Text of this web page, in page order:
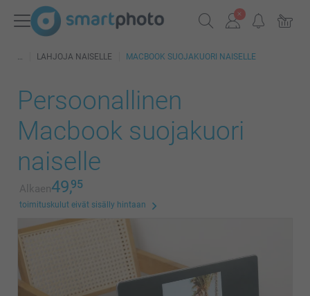
LAHJOJA NAISELLE MACBOOK SUOJAKUORI NAISELLE
Persoonallinen
Macbook suojakuori
naiselle
Alkaen49,95
toimituskulut eivät sisälly hintaan